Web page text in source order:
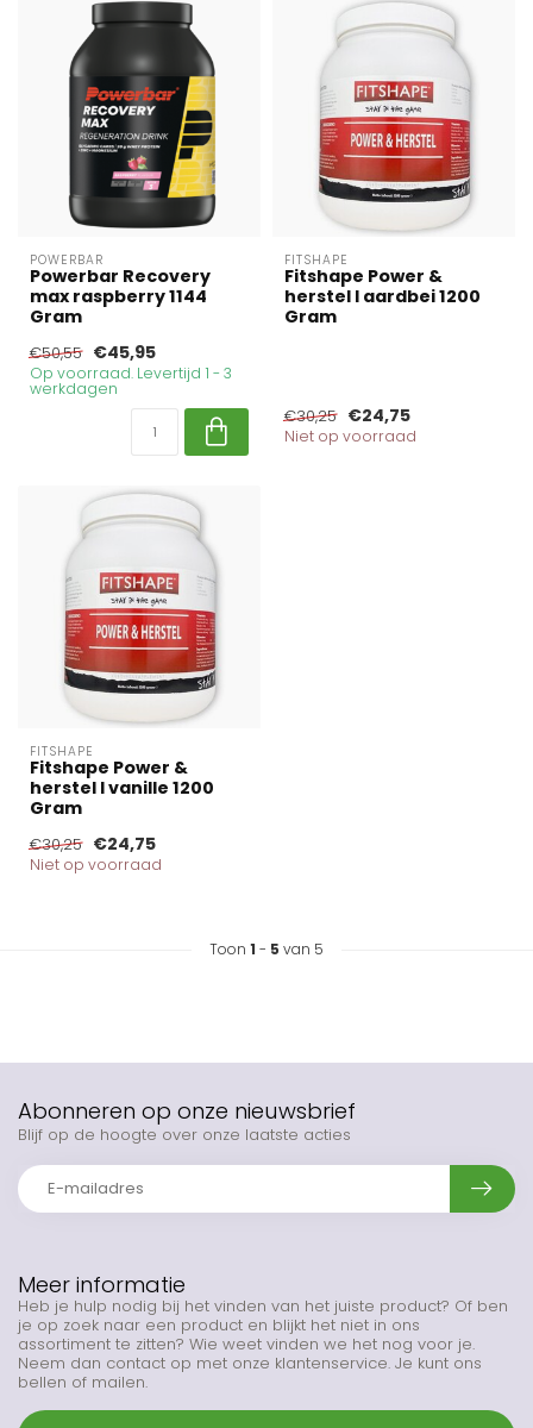
POWERBAR
Powerbar Recovery
max raspberry 1144
Gram
€50,55 €45,95
Op voorraad. Levertijd 1 - 3
werkdagen
FITSHAPE
Fitshape Power &
herstel I aardbei 1200
Gram
€30,25 €24,75
Niet op voorraad
FITSHAPE
Fitshape Power &
herstel I vanille 1200
Gram
€30,25 €24,75
Niet op voorraad
Toon 1 - 5 van 5
Meer informatie
Heb je hulp nodig bij het vinden van het juiste product? Of ben
je op zoek naar een product en blijkt het niet in ons
assortiment te zitten? Wie weet vinden we het nog voor je.
Neem dan contact op met onze klantenservice. Je kunt ons
bellen of mailen.
Abonneren op onze nieuwsbrief
Blijf op de hoogte over onze laatste acties